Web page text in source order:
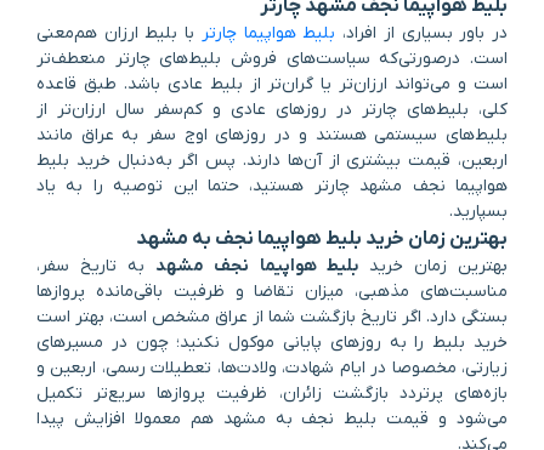
بلیط هواپیما نجف مشهد چارتر
در باور بسیاری از افراد، بلیط هواپیما چارتر با بلیط ارزان هم‌معنی
است. درصورتی‌که سیاست‌های فروش بلیط‌های چارتر منعطف‌تر
است و می‌تواند ارزان‌تر یا گران‌تر از بلیط عادی باشد. طبق قاعده
کلی، بلیط‌های چارتر در روزهای عادی و کم‌سفر سال ارزان‌تر از
بلیط‌های سیستمی هستند و در روزهای اوج سفر به عراق مانند
اربعین، قیمت بیشتری از آن‌ها دارند. پس اگر به‌دنبال خرید بلیط
هواپیما نجف مشهد چارتر هستید، حتما این توصیه را به یاد
بسپارید.
بهترین زمان خرید بلیط هواپیما نجف به مشهد
بهترین زمان خریدبلیط هواپیما نجف مشهد به تاریخ سفر،
مناسبت‌های مذهبی، میزان تقاضا و ظرفیت باقی‌مانده پروازها
بستگی دارد. اگر تاریخ بازگشت شما از عراق مشخص است، بهتر است
خرید بلیط را به روزهای پایانی موکول نکنید؛ چون در مسیرهای
زیارتی، مخصوصا در ایام شهادت، ولادت‌ها، تعطیلات رسمی، اربعین و
بازه‌های پرتردد بازگشت زائران، ظرفیت پروازها سریع‌تر تکمیل
می‌شود و قیمت بلیط نجف به مشهد هم معمولا افزایش پیدا
می‌کند.